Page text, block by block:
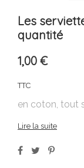
Les
quantité
1,00 €
TTC
en coton, tout
Lire la suite